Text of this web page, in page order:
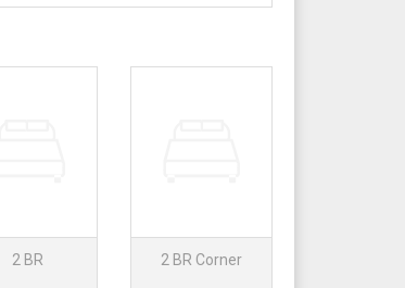
2 BR 2 BR Corner